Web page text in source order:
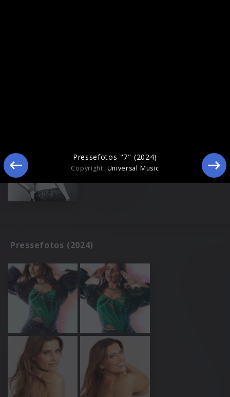
Pressefotos (2024)
Pressefotos "7" (2024)
Copyright: Universal Music